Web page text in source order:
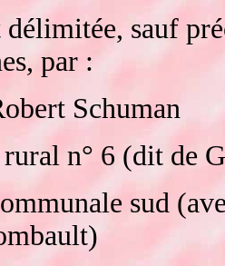
délimitée, sauf
par :
Schuman
n° 6 (dit de
sud